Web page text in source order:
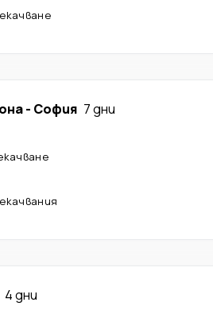
- София 7 дни
4 дни